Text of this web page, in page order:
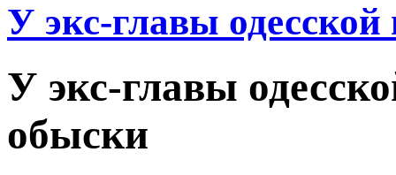
У экс-главы
У экс-главы
обыски